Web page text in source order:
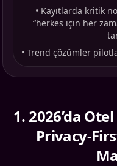
• Kayıtlarda kritik
“herkes için her
• Trend çözümler
1. 2026’da
Privacy-